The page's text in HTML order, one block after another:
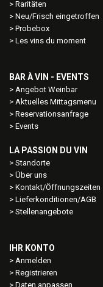
Raritäten
Neu/Frisch eingetroffen
Probebox
Les vins du moment
BAR À VIN - EVENTS
Angebot Weinbar
Aktuelles Mittagsmenu
Reservationsanfrage
Events
LA PASSION DU VIN
Standorte
Über uns
Kontakt/Öffnungszeiten
Lieferkonditionen/AGB
Stellenangebote
IHR KONTO
Anmelden
Registrieren
Daten anpassen